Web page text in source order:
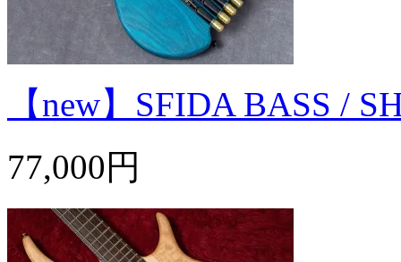
【new】SFIDA BASS /
77,000円